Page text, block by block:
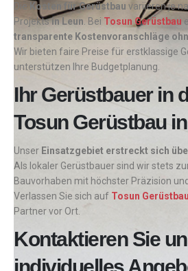
Kosten für Gerüstbau variieren je
Projektsin Leun . Bei Tosun Gerüstbau
transparente Kostenvoranschläge
Wir bieten faire Preise für erstklassige
unterstützen Ihre Budgetplanung.
Ihr Gerüstbauer in
Tosun Gerüstbau
Unser Einsatzgebiet erstreckt sich
Als lokaler Gerüstbauer sind wir stets
Bauvorhaben mit höchster Präzision
Verlassen Sie sich auf Tosun Gerüstbau
Partner vor Ort.
Kontaktieren Sie